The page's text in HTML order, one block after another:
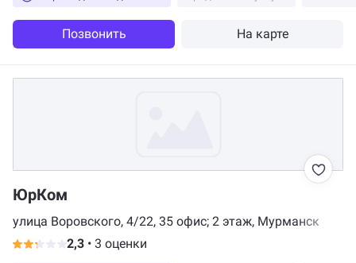
Позвонить На карте
ЮрКом
улица Воровского, 4/22, 35 офис; 2 этаж, Мурманск
2,3 • 3 оценки